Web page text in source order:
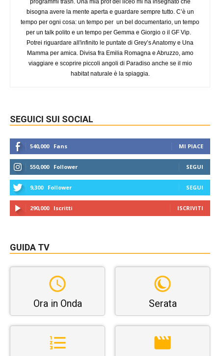
programmi trash. Una mia prof del liceo mi ha insegnato che
bisogna avere la mente aperta e guardare sempre tutto. C’è un
tempo per ogni cosa: un tempo per un bel documentario, un tempo
per un talk polito e un tempo per Gemma e Giorgio o il GF Vip.
Potrei riguardare all'infinito le puntate di Grey’s Anatomy e Una
Mamma per amica. Divisa fra Emilia Romagna e Abruzzo, amo
viaggiare e scoprire piccoli angoli di Paradiso anche se il mio
habitat naturale è la spiaggia.
SEGUICI SUI SOCIAL
540,000 Fans MI PIACE
550,000 Follower SEGUI
9,300 Follower SEGUI
290,000 Iscritti ISCRIVITI
GUIDA TV
Ora in Onda Serata